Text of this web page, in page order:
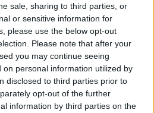
sale, sharing to third parties, or
or sensitive information for
please use the below opt-out
Please note that after your
you may continue seeing
on personal information utilized by
disclosed to third parties prior to
opt-out of the further
information by third parties on the
μείωση σε σχέση με
εβδομάδα και μείωση
τον μέσο εβδομαδιαίο
κατά τις
εβδομάδες
διασωληνώσεων
σε σχέση με την